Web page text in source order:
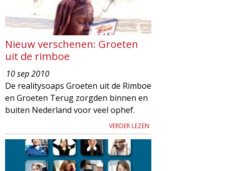
Nieuw verschenen: Groeten
uit de rimboe
10 sep 2010
De realitysoaps Groeten uit de Rimboe
en Groeten Terug zorgden binnen en
buiten Nederland voor veel ophef.
VERDER LEZEN